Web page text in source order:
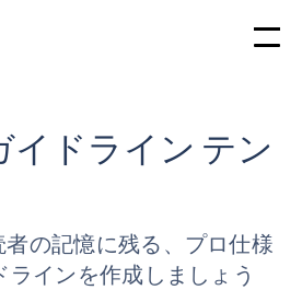
イドライン テン
の記憶に残る、プロ仕様
ラインを作成しましょう